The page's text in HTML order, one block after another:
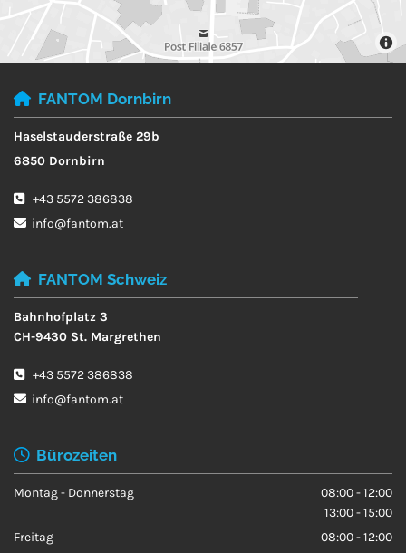
 FANTOM Dornbirn
Haselstauderstraße 29b
6850 Dornbirn
 +43 5572 386838
 info@fantom.at
 FANTOM Schweiz
Bahnhofplatz 3
CH-9430 St. Margrethen
 +43 5572 386838
 info@fantom.at
 Bürozeiten
Montag - Donnerstag
08:00 - 12:00
13:00 - 15:00
Freitag
08:00 - 12:00